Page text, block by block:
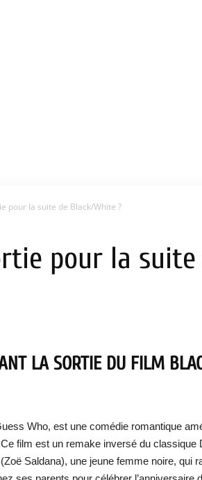
pour la suite de Black/White ?
pour la
LA SORTIE DU FILM
Who, est une comédie romantique
film est un remake inversé du classique
Saldana), une jeune femme noire, qui